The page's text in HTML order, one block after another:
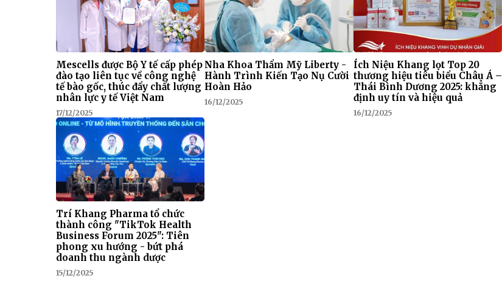
Mescells được Bộ Y tế cấp phép
đào tạo liên tục về công nghệ
tế bào gốc, thúc đẩy chất lượng
nhân lực y tế Việt Nam
17/12/2025
Nha Khoa Thẩm Mỹ Liberty -
Hành Trình Kiến Tạo Nụ Cười
Hoàn Hảo
16/12/2025
Ích Niệu Khang lọt Top 20
thương hiệu tiêu biểu Châu Á –
Thái Bình Dương 2025: khẳng
định uy tín và hiệu quả
16/12/2025
Trí Khang Pharma tổ chức
thành công "TikTok Health
Business Forum 2025": Tiên
phong xu hướng - bứt phá
doanh thu ngành dược
15/12/2025